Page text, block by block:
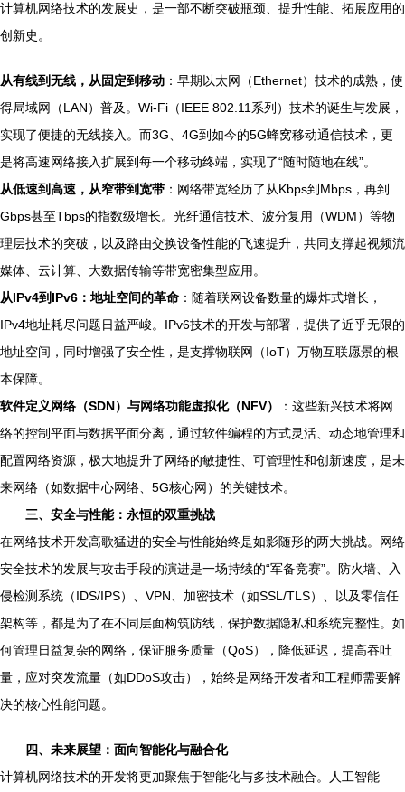
计算机网络技术的发展史，是一部不断突破瓶颈、提升性能、拓展应用的
创新史。
从有线到无线，从固定到移动 ：早期以太网（Ethernet）技术的成熟，使
得局域网（LAN）普及。Wi-Fi（IEEE 802.11系列）技术的诞生与发展，
实现了便捷的无线接入。而3G、4G到如今的5G蜂窝移动通信技术，更
是将高速网络接入扩展到每一个移动终端，实现了“随时随地在线”。
从低速到高速，从窄带到宽带 ：网络带宽经历了从Kbps到Mbps，再到
Gbps甚至Tbps的指数级增长。光纤通信技术、波分复用（WDM）等物
理层技术的突破，以及路由交换设备性能的飞速提升，共同支撑起视频流
媒体、云计算、大数据传输等带宽密集型应用。
从IPv4到IPv6：地址空间的革命 ：随着联网设备数量的爆炸式增长，
IPv4地址耗尽问题日益严峻。IPv6技术的开发与部署，提供了近乎无限的
地址空间，同时增强了安全性，是支撑物联网（IoT）万物互联愿景的根
本保障。
软件定义网络（SDN）与网络功能虚拟化（NFV）
：这些新兴技术将网
络的控制平面与数据平面分离，通过软件编程的方式灵活、动态地管理和
配置网络资源，极大地提升了网络的敏捷性、可管理性和创新速度，是未
来网络（如数据中心网络、5G核心网）的关键技术。
三、安全与性能：永恒的双重挑战
在网络技术开发高歌猛进的安全与性能始终是如影随形的两大挑战。网络
安全技术的发展与攻击手段的演进是一场持续的“军备竞赛”。防火墙、入
侵检测系统（IDS/IPS）、VPN、加密技术（如SSL/TLS）、以及零信任
架构等，都是为了在不同层面构筑防线，保护数据隐私和系统完整性。如
何管理日益复杂的网络，保证服务质量（QoS），降低延迟，提高吞吐
量，应对突发流量（如DDoS攻击），始终是网络开发者和工程师需要解
决的核心性能问题。
四、未来展望：面向智能化与融合化
计算机网络技术的开发将更加聚焦于智能化与多技术融合。人工智能